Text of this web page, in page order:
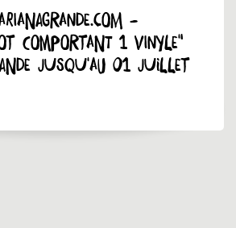
arianagrande.com -
comportant 1 vinyle"
jusqu'au 01 juillet